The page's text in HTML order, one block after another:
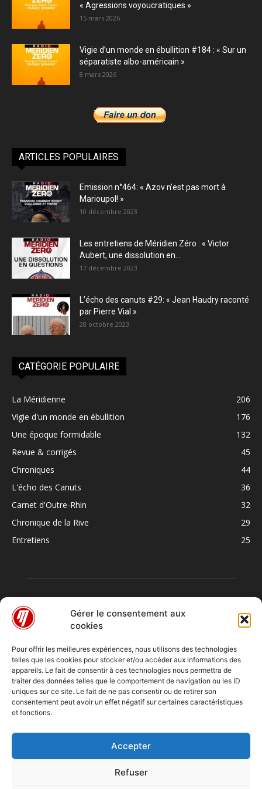
Gérer le consentement aux
cookies
Pour offrir les meilleures expériences, nous utilisons des technologies
telles que les cookies pour stocker et/ou accéder aux informations des
appareils. Le fait de consentir à ces technologies nous permettra de
traiter des données telles que le comportement de navigation ou les ID
uniques sur ce site. Le fait de ne pas consentir ou de retirer son
consentement peut avoir un effet négatif sur certaines caractéristiques
et fonctions.
Accepter
Refuser
« Agressions voyoucratiques »
15 mars 2026
Vigie d’un monde en ébullition #184 : « Sur un
séparatiste albo-américain »
8 mars 2026
ARTICLES POPULAIRES
Emission n°464: « Azov n’est pas mort à
Marioupol! »
10 décembre 2023
Les entretiens de Méridien Zéro : « Victor
Aubert, une dissolution en...
17 décembre 2023
L’écho des canuts #29: « Jean Haudry raconté
par Pierre Vial »
28 octobre 2023
CATÉGORIE POPULAIRE
La Méridienne
206
Vigie d'un monde en ébullition
176
Une époque formidable
132
Revue & corrigés
45
Chroniques
44
L'écho des Canuts
36
Carnet d'Outre-Rhin
32
Chronique de la Rive
29
Entretiens
25
À PROPOS